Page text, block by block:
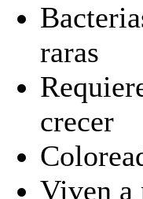
raras
crecer
Viven a